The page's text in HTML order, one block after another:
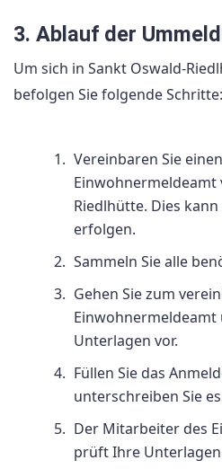
3. Ablauf der
Um sich in Sankt Oswald-
befolgen Sie folgende Schritte:
Vereinbaren Sie
Einwohnermeldeamt
Riedlhütte. Dies
erfolgen.
Sammeln Sie alle
Gehen Sie zum
Einwohnermeldeamt
Unterlagen vor.
Füllen Sie das
unterschreiben Sie
Der Mitarbeiter des
prüft Ihre